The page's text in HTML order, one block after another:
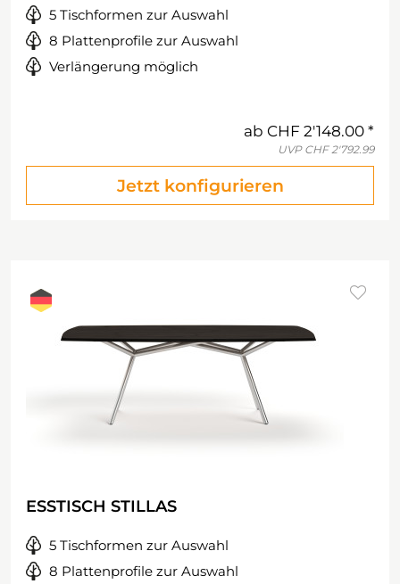
5 Tischformen zur Auswahl
8 Plattenprofile zur Auswahl
Verlängerung möglich
ab CHF 2'148.00
UVP CHF 2'792.99
Jetzt konfigurieren
ESSTISCH STILLAS
5 Tischformen zur Auswahl
8 Plattenprofile zur Auswahl